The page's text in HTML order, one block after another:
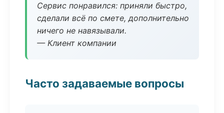
Сервис понравился: приняли быстро,
сделали всё по смете, дополнительно
ничего не навязывали.
— Клиент компании
Часто задаваемые вопросы